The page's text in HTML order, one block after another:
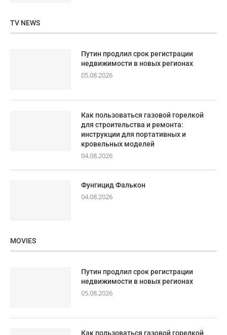
TV NEWS
Путин продлил срок регистрации
недвижимости в новых регионах
05.08.2026
Как пользоваться газовой горелкой
для строительства и ремонта:
инструкции для портативных и
кровельных моделей
04.08.2026
Фунгицид Фалькон
04.08.2026
MOVIES
Путин продлил срок регистрации
недвижимости в новых регионах
05.08.2026
Как пользоваться газовой горелкой